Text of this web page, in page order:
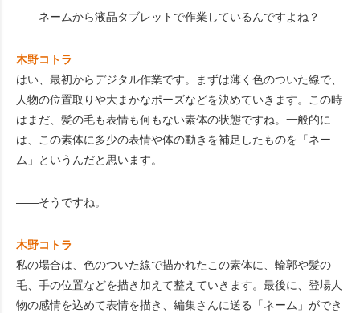
――ネームから液晶タブレットで作業しているんですよね？
木野コトラ
はい、最初からデジタル作業です。まずは薄く色のついた線で、
人物の位置取りや大まかなポーズなどを決めていきます。この時
はまだ、髪の毛も表情も何もない素体の状態ですね。一般的に
は、この素体に多少の表情や体の動きを補足したものを「ネー
ム」というんだと思います。
――そうですね。
木野コトラ
私の場合は、色のついた線で描かれたこの素体に、輪郭や髪の
毛、手の位置などを描き加えて整えていきます。最後に、登場人
物の感情を込めて表情を描き、編集さんに送る「ネーム」ができ